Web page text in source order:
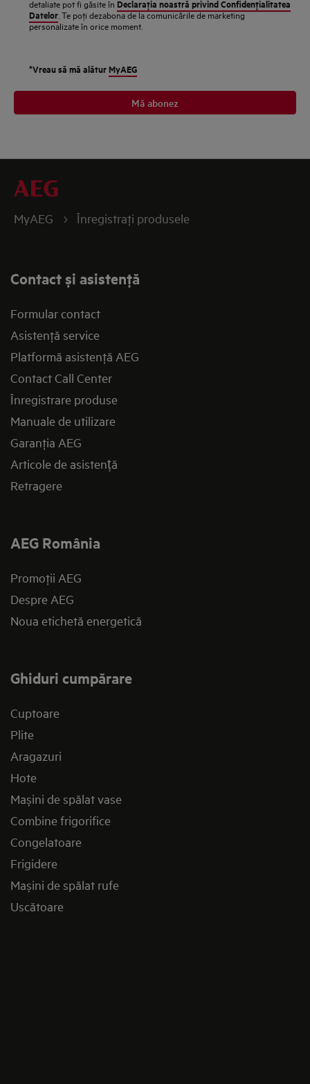
detaliate pot fi găsite în Declaraţia noastră privind Confidenţialitatea
Datelor . Te poţi dezabona de la comunicările de marketing
personalizate în orice moment.
*Vreau să mă alătur MyAEG
Mă abonez
MyAEG Înregistraţi produsele
Contact și asistenţă
Formular contact
Asistenţă service
Platformă asistenţă AEG
Contact Call Center
Înregistrare produse
Manuale de utilizare
Garanţia AEG
Articole de asistență
Retragere
AEG România
Promoţii AEG
Despre AEG
Noua etichetă energetică
Ghiduri cumpărare
Cuptoare
Plite
Aragazuri
Hote
Mașini de spălat vase
Combine frigorifice
Congelatoare
Frigidere
Mașini de spălat rufe
Uscătoare